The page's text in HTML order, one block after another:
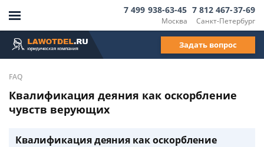
Москва
7 499 938-63-45
Санкт-Петербург
7 812 467-37-69
Задать вопрос
FAQ
Квалификация деяния как оскорбление
чувств верующих
Квалификация деяния как оскорбление